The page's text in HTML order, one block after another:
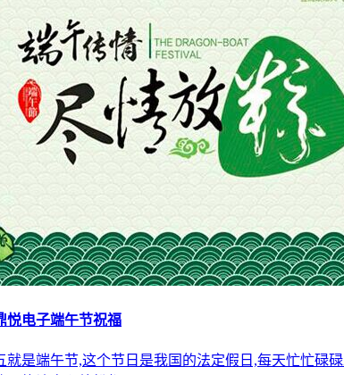
悦电子端午节祝福
就是端午节,这个节日是我国的法定假日,每天忙忙碌